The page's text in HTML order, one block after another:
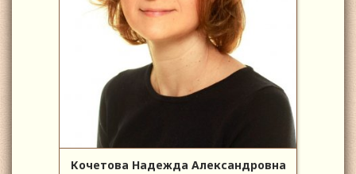
Кочетова Надежда Александровна